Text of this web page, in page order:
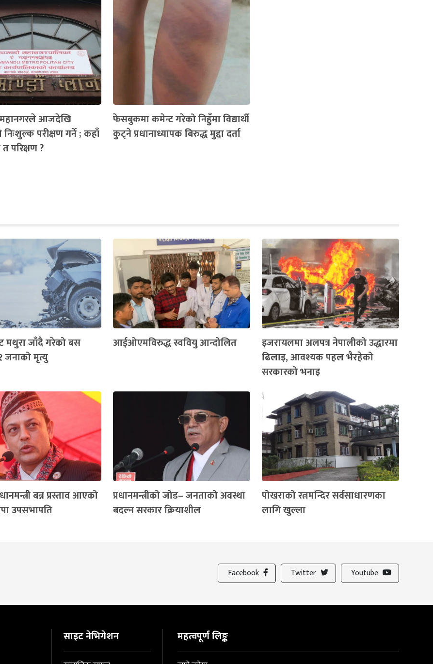
महानगरले आजदेखि
परीक्षण गर्ने ; कहाँ
परिक्षण ?
फेसबुकमा कमेन्ट गरेको निहुँमा विद्यार्थी
कुट्ने प्रधानाध्यापक बिरुद्ध मुद्दा दर्ता
मथुरा जाँदै गरेको बस
जनाको मृत्यु
आईओएमविरुद्ध स्ववियु आन्दोलित
इजरायलमा अलपत्र नेपालीको उद्धारमा
ढिलाइ, आवश्यक पहल भैरहेको
सरकारको भनाइ
बन्न प्रस्ताव आएको
उपसभापति
प्रधानमन्त्रीको जोड– जनताको अवस्था
बदल्न सरकार क्रियाशील
पोखराको रत्नमन्दिर सर्वसाधारणका
लागि खुल्ला
Facebook Twitter Youtube
साइट नेभिगेशन महत्वपूर्ण लिङ्क